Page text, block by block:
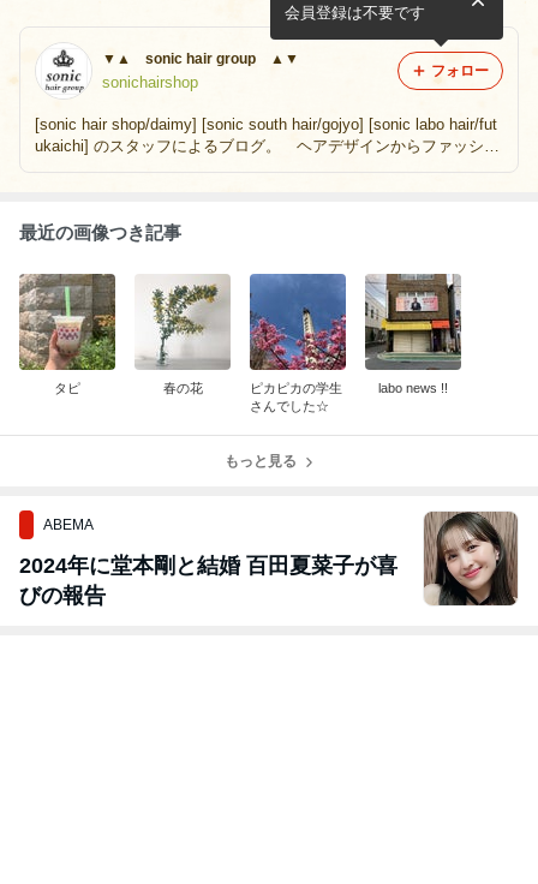
▼▲ sonic hair group ▲▼
sonichairshop
[sonic hair shop/daimy] [sonic south hair/gojyo] [sonic labo hair/fut
ukaichi] のスタッフによるブログ。 ヘアデザインからファッショ
ン、音楽、アートなど色んなものを常に発信。
会員登録は不要です
フォロー
最近の画像つき記事
タピ 春の花
ピカピカの学生
さんでした☆
labo news !!
もっと見る
ABEMA
2024年に堂本剛と結婚 百田夏菜子が喜
びの報告